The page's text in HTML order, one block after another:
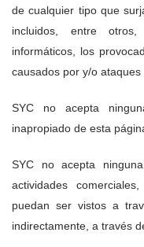
de cualquier tipo que
incluidos, entre
informáticos, los
causados por y/o ataques
SYC no acepta
inapropiado de esta
SYC no acepta
actividades
puedan ser vistos a
indirectamente, a través